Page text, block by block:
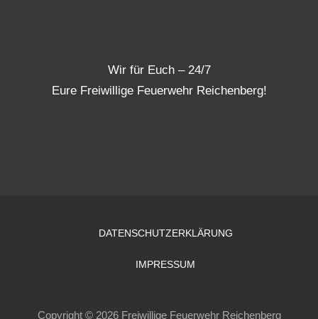
Wir für Euch – 24/7
Eure Freiwillige Feuerwehr Reichenberg!
DATENSCHUTZERKLÄRUNG
IMPRESSUM
Copyright © 2026 Freiwillige Feuerwehr Reichenberg